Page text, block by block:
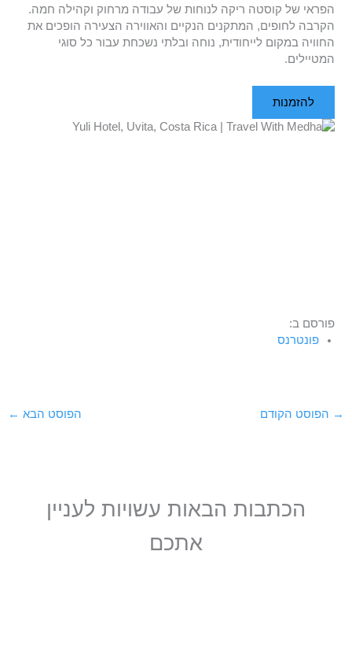
הפראי של קוסטה ריקה לנוחות של עבודה מרחוק וקהילה חמה.
הקרבה לחופים, המתקנים הנקיים והאווירה הצעירה הופכים את
החוויה במקום לייחודית, נוחה ובלתי נשכחת עבור כל סוגי
המטיילים.
להזמנות
פורסם ב:
פונטרנס
→ הפוסט הקודם הפוסט הבא ←
הכתבות הבאות עשויות לעניין
אתכם